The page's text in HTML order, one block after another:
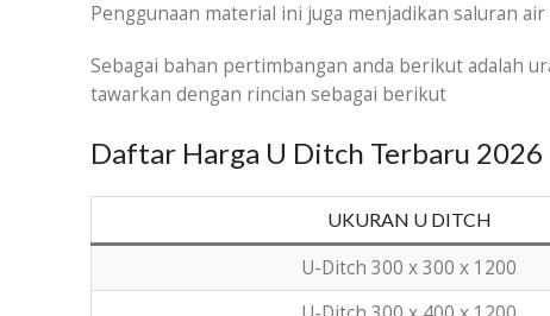
Penggunaan material ini juga menjadikan saluran
Sebagai bahan pertimbangan anda berikut adalah
tawarkan dengan rincian sebagai berikut
Daftar Harga U Ditch Terbaru 2026
UKURAN U DITCH
U-Ditch 300 x 300 x 1200